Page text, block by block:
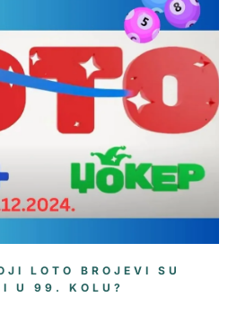
LOTO BROJEVI SU
U 99. KOLU?